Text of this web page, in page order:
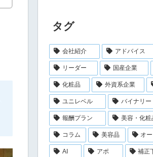
タグ
会社紹介 アドバイス
リーダー 国産企業
化粧品 外資系企業
ユニレベル バイナリー
報酬プラン 美容・化粧
コラム 美容品 オ
AI アポ 補正